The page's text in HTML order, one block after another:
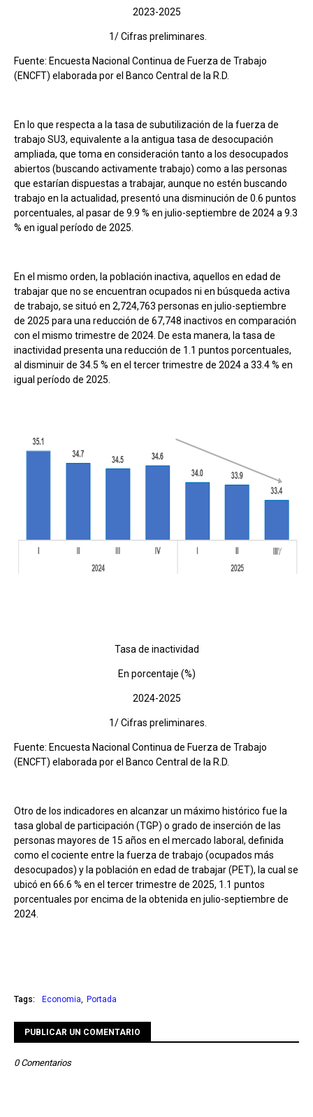
2023-2025
1/ Cifras preliminares.
Fuente: Encuesta Nacional Continua de Fuerza de Trabajo
(ENCFT) elaborada por el Banco Central de la R.D.
En lo que respecta a la tasa de subutilización de la fuerza de
trabajo SU3, equivalente a la antigua tasa de desocupación
ampliada, que toma en consideración tanto a los desocupados
abiertos (buscando activamente trabajo) como a las personas
que estarían dispuestas a trabajar, aunque no estén buscando
trabajo en la actualidad, presentó una disminución de 0.6 puntos
porcentuales, al pasar de 9.9 % en julio-septiembre de 2024 a 9.3
% en igual período de 2025.
En el mismo orden, la población inactiva, aquellos en edad de
trabajar que no se encuentran ocupados ni en búsqueda activa
de trabajo, se situó en 2,724,763 personas en julio-septiembre
de 2025 para una reducción de 67,748 inactivos en comparación
con el mismo trimestre de 2024. De esta manera, la tasa de
inactividad presenta una reducción de 1.1 puntos porcentuales,
al disminuir de 34.5 % en el tercer trimestre de 2024 a 33.4 % en
igual período de 2025.
Tasa de inactividad
En porcentaje (%)
2024-2025
1/ Cifras preliminares.
Fuente: Encuesta Nacional Continua de Fuerza de Trabajo
(ENCFT) elaborada por el Banco Central de la R.D.
Otro de los indicadores en alcanzar un máximo histórico fue la
tasa global de participación (TGP) o grado de inserción de las
personas mayores de 15 años en el mercado laboral, definida
como el cociente entre la fuerza de trabajo (ocupados más
desocupados) y la población en edad de trabajar (PET), la cual se
ubicó en 66.6 % en el tercer trimestre de 2025, 1.1 puntos
porcentuales por encima de la obtenida en julio-septiembre de
2024.
Tags: Economia Portada
PUBLICAR UN COMENTARIO
0 Comentarios